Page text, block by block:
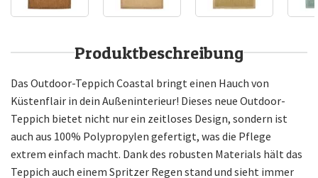
Produktbeschreibung
Das Outdoor-Teppich Coastal bringt einen Hauch von
Küstenflair in dein Außeninterieur! Dieses neue Outdoor-
Teppich bietet nicht nur ein zeitloses Design, sondern ist
auch aus 100% Polypropylen gefertigt, was die Pflege
extrem einfach macht. Dank des robusten Materials hält das
Teppich auch einem Spritzer Regen stand und sieht immer